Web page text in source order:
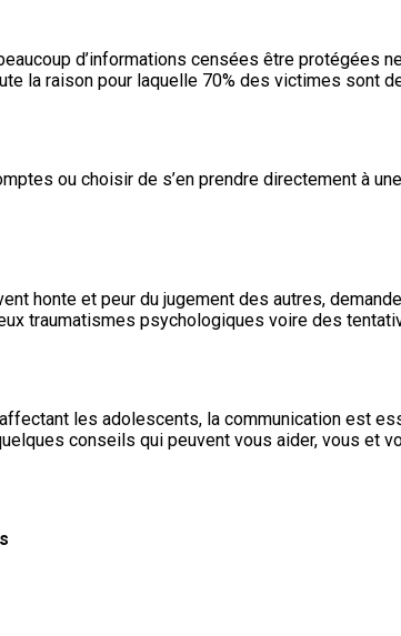
d’informations censées être
la raison pour laquelle 70% des victimes sont
ou choisir de s’en prendre directement à
honte et peur du jugement des autres,
traumatismes psychologiques voire des
les adolescents, la communication est
conseils qui peuvent vous aider, vous et